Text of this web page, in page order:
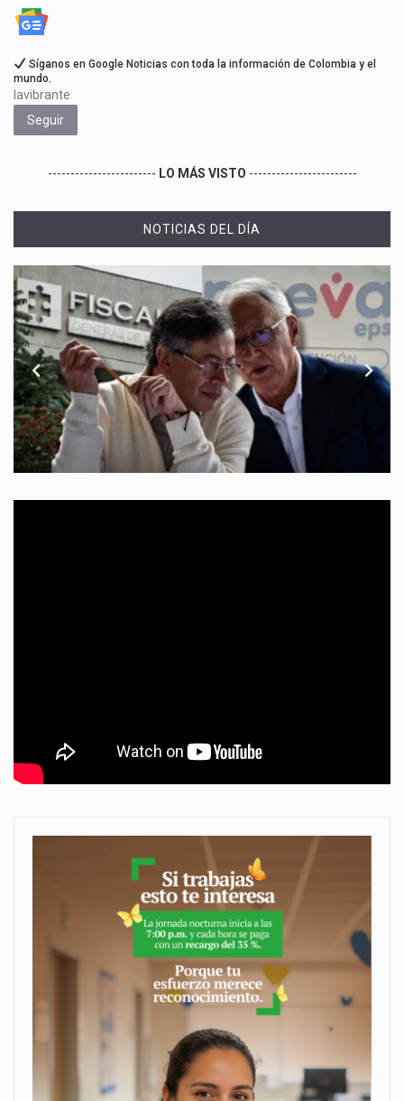
Síganos en Google Noticias con toda la información de Colombia y el
mundo.
lavibrante
Seguir
------------------------ LO MÁS VISTO ------------------------
NOTICIAS DEL DÍA